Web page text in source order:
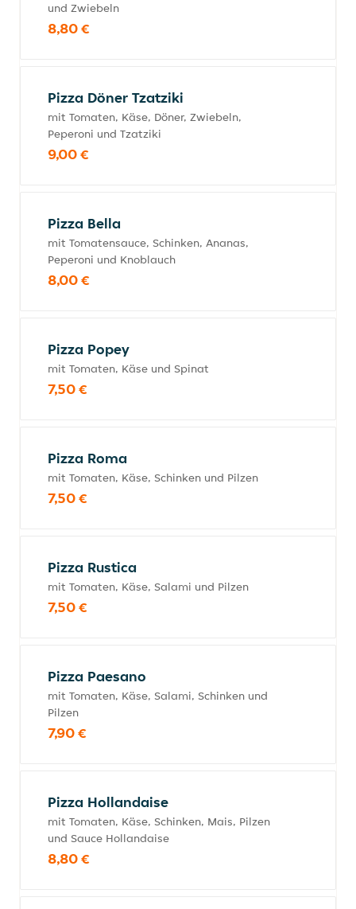
und Zwiebeln
8,80 €
Pizza Döner Tzatziki
mit Tomaten, Käse, Döner, Zwiebeln,
Peperoni und Tzatziki
9,00 €
Pizza Bella
mit Tomatensauce, Schinken, Ananas,
Peperoni und Knoblauch
8,00 €
Pizza Popey
mit Tomaten, Käse und Spinat
7,50 €
Pizza Roma
mit Tomaten, Käse, Schinken und Pilzen
7,50 €
Pizza Rustica
mit Tomaten, Käse, Salami und Pilzen
7,50 €
Pizza Paesano
mit Tomaten, Käse, Salami, Schinken und
Pilzen
7,90 €
Pizza Hollandaise
mit Tomaten, Käse, Schinken, Mais, Pilzen
und Sauce Hollandaise
8,80 €